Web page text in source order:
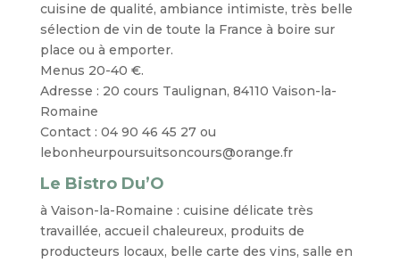
cuisine de qualité, ambiance intimiste, très belle
sélection de vin de toute la France à boire sur
place ou à emporter.
Menus 20-40 €.
Adresse : 20 cours Taulignan, 84110 Vaison-la-
Romaine
Contact : 04 90 46 45 27 ou
lebonheurpoursuitsoncours@orange.fr
Le Bistro Du’O
à Vaison-la-Romaine : cuisine délicate très
travaillée, accueil chaleureux, produits de
producteurs locaux, belle carte des vins, salle en